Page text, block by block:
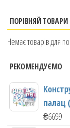
ПОРІВНЯЙ ТОВАРИ
Немає товарів для
РЕКОМЕНДУЄМО
палац
₴6699